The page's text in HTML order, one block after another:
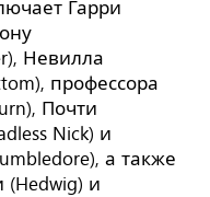
Гарри
Невилла
профессора
Почти
Nick) и
а также
(Hedwig) и